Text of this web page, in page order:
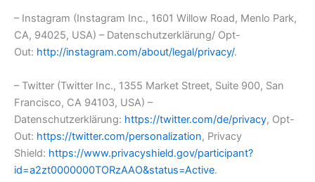
– Instagram (Instagram Inc., 1601 Willow Road, Menlo Park,
CA, 94025, USA) – Datenschutzerklärung/ Opt-
Out: http://instagram.com/about/legal/privacy/.
– Twitter (Twitter Inc., 1355 Market Street, Suite 900, San
Francisco, CA 94103, USA) –
Datenschutzerklärung: https://twitter.com/de/privacy, Opt-
Out: https://twitter.com/personalization, Privacy
Shield: https://www.privacyshield.gov/participant?
id=a2zt0000000TORzAAO&status=Active.